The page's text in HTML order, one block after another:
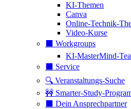
KI-Themen
Canva
Online-Technik-
Video-Kurse
⬛️ Workgroups
KI-MasterMind-
⬛️ Service
🔍 Veranstaltungs-Suche
🚧 Smarter-Study-
⬛️ Dein Ansprechpartner